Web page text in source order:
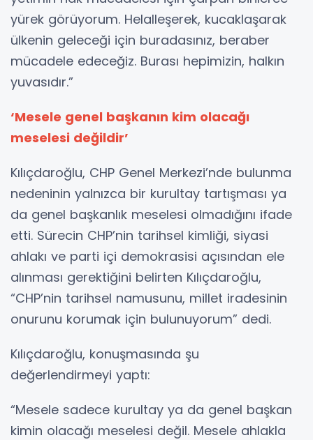
yürek görüyorum. Helalleşerek, kucaklaşarak
ülkenin geleceği için buradasınız, beraber
mücadele edeceğiz. Burası hepimizin, halkın
yuvasıdır.”
‘Mesele genel başkanın kim olacağı
meselesi değildir’
Kılıçdaroğlu, CHP Genel Merkezi’nde bulunma
nedeninin yalnızca bir kurultay tartışması ya
da genel başkanlık meselesi olmadığını ifade
etti. Sürecin CHP’nin tarihsel kimliği, siyasi
ahlakı ve parti içi demokrasisi açısından ele
alınması gerektiğini belirten Kılıçdaroğlu,
“CHP’nin tarihsel namusunu, millet iradesinin
onurunu korumak için bulunuyorum” dedi.
Kılıçdaroğlu, konuşmasında şu
değerlendirmeyi yaptı:
“Mesele sadece kurultay ya da genel başkan
kimin olacağı meselesi değil. Mesele ahlakla